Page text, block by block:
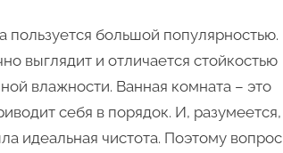
большой популярностью.
выглядит и отличается стойкостью
влажности. Ванная комната – это
себя в порядок. И, разумеется,
идеальная чистота. Поэтому вопрос